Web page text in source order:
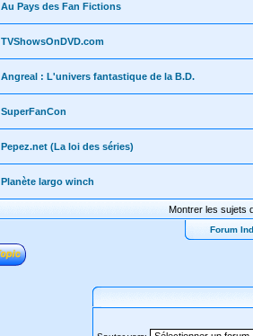
Au Pays des Fan Fictions
TVShowsOnDVD.com
Angreal : L'univers fantastique de la B.D.
SuperFanCon
Pepez.net (La loi des séries)
Planète largo winch
Montrer les sujets
Forum